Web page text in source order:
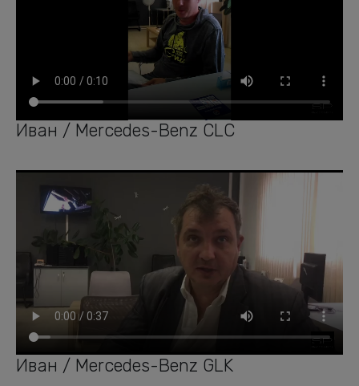
Иван / Mercedes-Benz CLC
Иван / Mercedes-Benz GLK